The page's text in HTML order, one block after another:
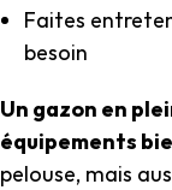
Faites
besoin
Un gazon en
équipements
pelouse, mais